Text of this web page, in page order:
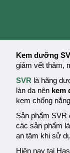
Kem dưỡng
giảm vết thâm,
SVR là hãng
làn da nên kem
kem chống
Sản phẩm SVR
các sản phẩm
an tâm khi sử
Hiện nay tại